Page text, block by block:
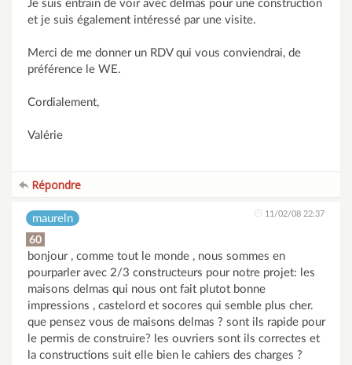
Je suis entrain de voir avec delmas pour une construction
et je suis également intéressé par une visite.
Merci de me donner un RDV qui vous conviendrai, de
préférence le WE.
Cordialement,
Valérie
Répondre
maureln 11/02/08 22:37
60
bonjour , comme tout le monde , nous sommes en
pourparler avec 2/3 constructeurs pour notre projet: les
maisons delmas qui nous ont fait plutot bonne
impressions , castelord et socores qui semble plus cher.
que pensez vous de maisons delmas ? sont ils rapide pour
le permis de construire? les ouvriers sont ils correctes et
la constructions suit elle bien le cahiers des charges ?